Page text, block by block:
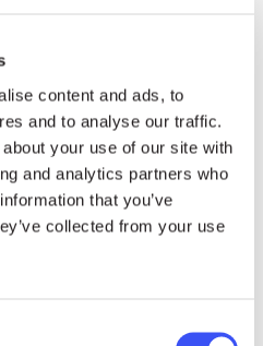
content and ads, to
and to analyse our traffic.
your use of our site with
and analytics partners who
that you’ve
collected from your use
MEDIA